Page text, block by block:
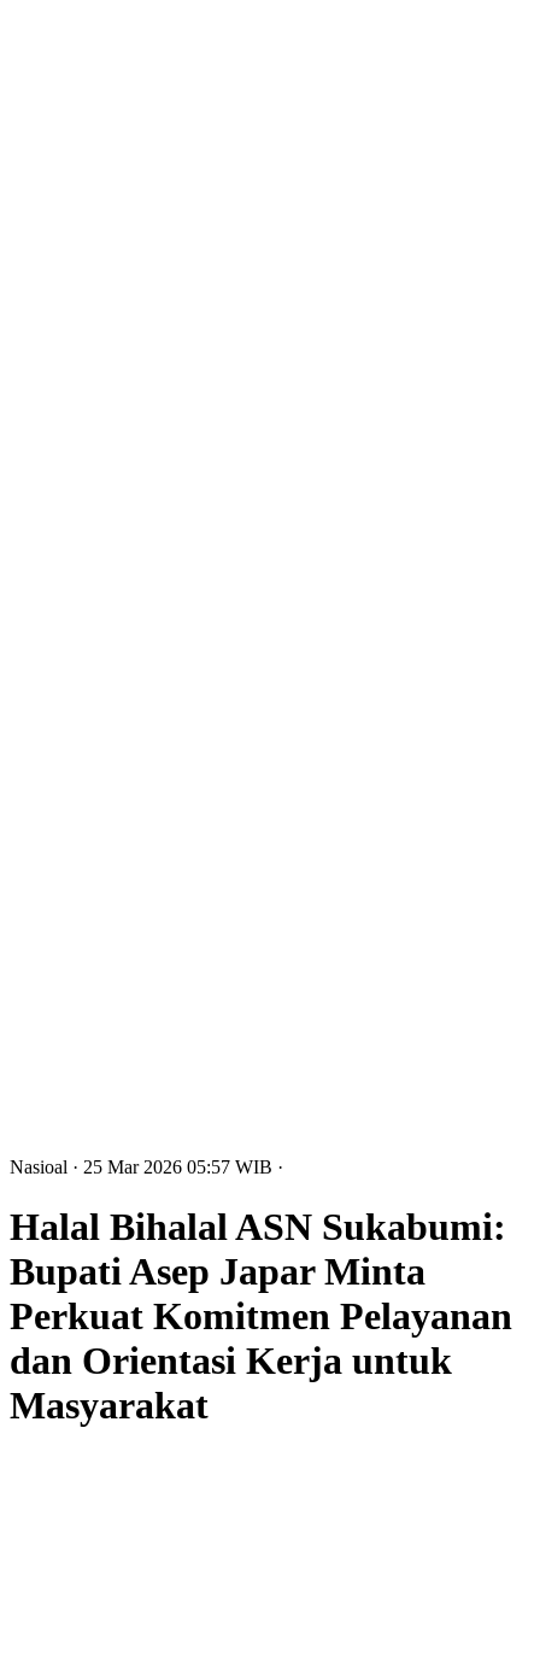
Nasioal · 25 Mar 2026 05:57 WIB ·
Halal Bihalal ASN Sukabumi:
Bupati Asep Japar Minta
Perkuat Komitmen Pelayanan
dan Orientasi Kerja untuk
Masyarakat